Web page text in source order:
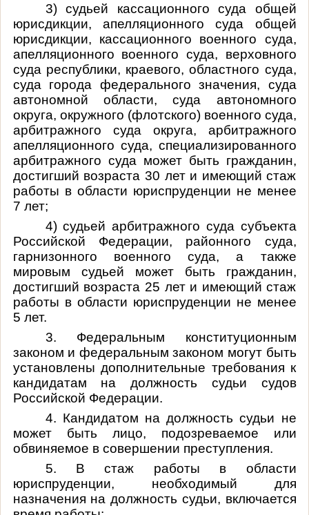
3) судьей кассационного суда общей
юрисдикции, апелляционного суда общей
юрисдикции, кассационного военного суда,
апелляционного военного суда, верховного
суда республики, краевого, областного суда,
суда города федерального значения, суда
автономной области, суда автономного
округа, окружного (флотского) военного суда,
арбитражного суда округа, арбитражного
апелляционного суда, специализированного
арбитражного суда может быть гражданин,
достигший возраста 30 лет и имеющий стаж
работы в области юриспруденции не менее
7 лет;
4) судьей арбитражного суда субъекта
Российской Федерации, районного суда,
гарнизонного военного суда, а также
мировым судьей может быть гражданин,
достигший возраста 25 лет и имеющий стаж
работы в области юриспруденции не менее
5 лет.
3. Федеральным конституционным
законом и федеральным законом могут быть
установлены дополнительные требования к
кандидатам на должность судьи судов
Российской Федерации.
4. Кандидатом на должность судьи не
может быть лицо, подозреваемое или
обвиняемое в совершении преступления.
5. В стаж работы в области
юриспруденции, необходимый для
назначения на должность судьи, включается